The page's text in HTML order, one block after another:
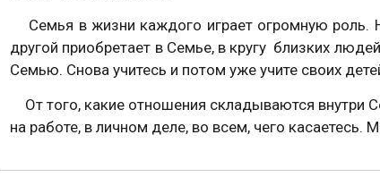
Семья в жизни каждого играет огромную роль.
другой приобретает в Семье, в кругу близких
Семью. Снова учитесь и потом уже учите своих
От того, какие отношения складываются внутри
на работе, в личном деле, во всем, чего касаетесь.